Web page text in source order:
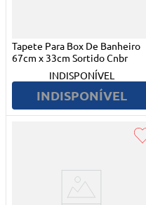
Tapete Para Box De Banheiro
67cm x 33cm Sortido Cnbr
INDISPONÍVEL
INDISPONÍVEL